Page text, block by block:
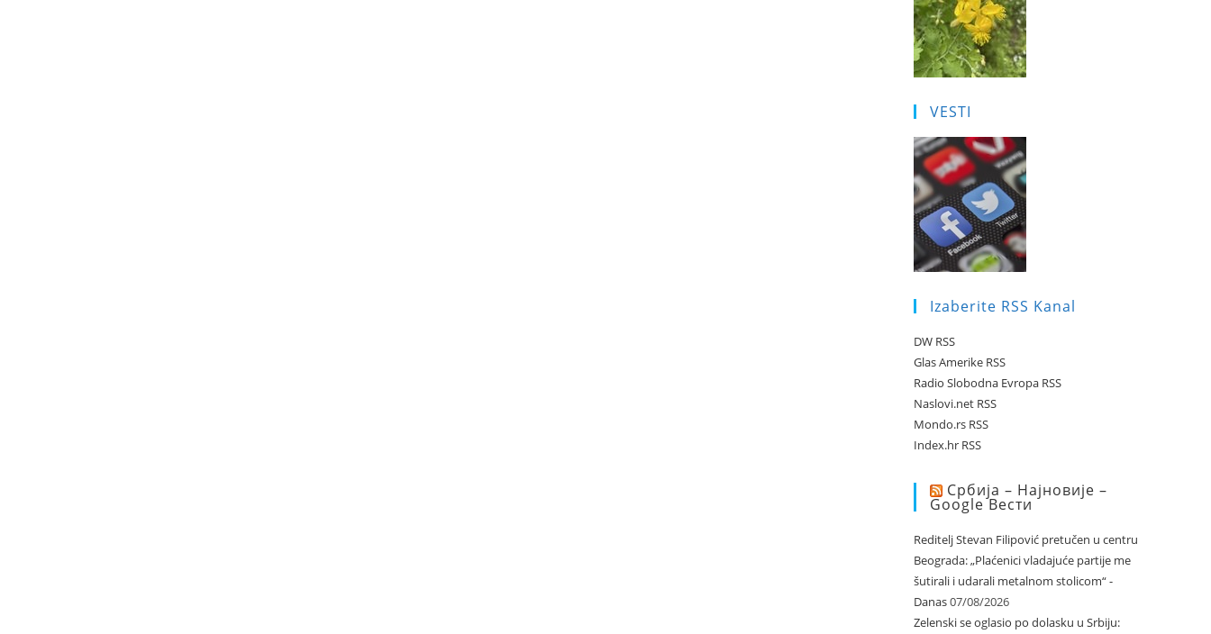
VESTI
Izaberite RSS Kanal
DW RSS
Glas Amerike RSS
Radio Slobodna Evropa RSS
Naslovi.net RSS
Mondo.rs RSS
Index.hr RSS
Србија – Најновије –
Google Вести
Reditelj Stevan Filipović pretučen u centru
Beograda: „Plaćenici vladajuće partije me
šutirali i udarali metalnom stolicom“ -
Danas07/08/2026
Zelenski se oglasio po dolasku u Srbiju: